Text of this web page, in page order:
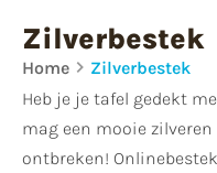
Zilverbestek
Home
Zilverbestek
Heb je je tafel gedekt
mag een mooie
ontbreken!